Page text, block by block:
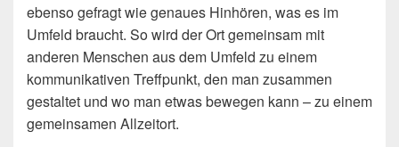
ebenso gefragt wie genaues Hinhören, was es im
Umfeld braucht. So wird der Ort gemeinsam mit
anderen Menschen aus dem Umfeld zu einem
kommunikativen Treffpunkt, den man zusammen
gestaltet und wo man etwas bewegen kann – zu einem
gemeinsamen Allzeitort.